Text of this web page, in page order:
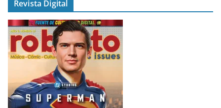
Revista Digital